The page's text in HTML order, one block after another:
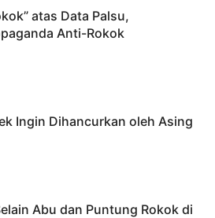
atas Data Palsu,
Anti-Rokok
Ingin Dihancurkan oleh Asing
Abu dan Puntung Rokok di